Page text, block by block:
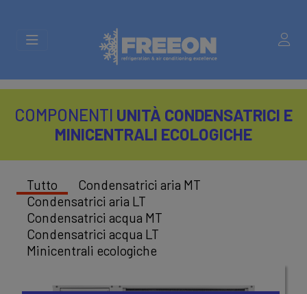
COMPONENTI UNITÀ CONDENSATRICI E
MINICENTRALI ECOLOGICHE
Tutto
Condensatrici aria MT
Condensatrici aria LT
Condensatrici acqua MT
Condensatrici acqua LT
Minicentrali ecologiche